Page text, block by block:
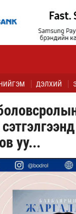
ДЭЛХИЙ
уу...